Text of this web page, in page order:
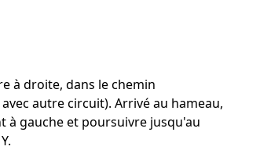
en sorcellerie qui toucha le
sorcellerie, s’évada d’abord de sa
mourut de ses blessures deux
sur l’actuelle place du Piloris. »
à droite, dans le chemin
autre circuit). Arrivé au hameau,
à gauche et poursuivre jusqu'au